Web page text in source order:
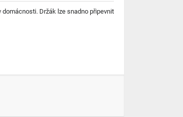
Držák lze snadno připevnit